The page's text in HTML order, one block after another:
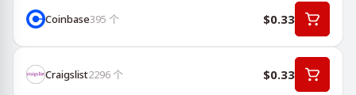
Coinbase395 个 $0.33
Craigslist2296个 $0.33